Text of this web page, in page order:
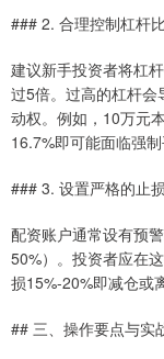
### 2. 合理控制杠杆
建议新手投资者将杠
过5倍。过高的杠杆会
动权。例如，10万元
16.7%即可能面临强制
### 3. 设置严格的止
配资账户通常设有预
50%）。投资者应在
损15%-20%即减仓或
## 三、操作要点与实